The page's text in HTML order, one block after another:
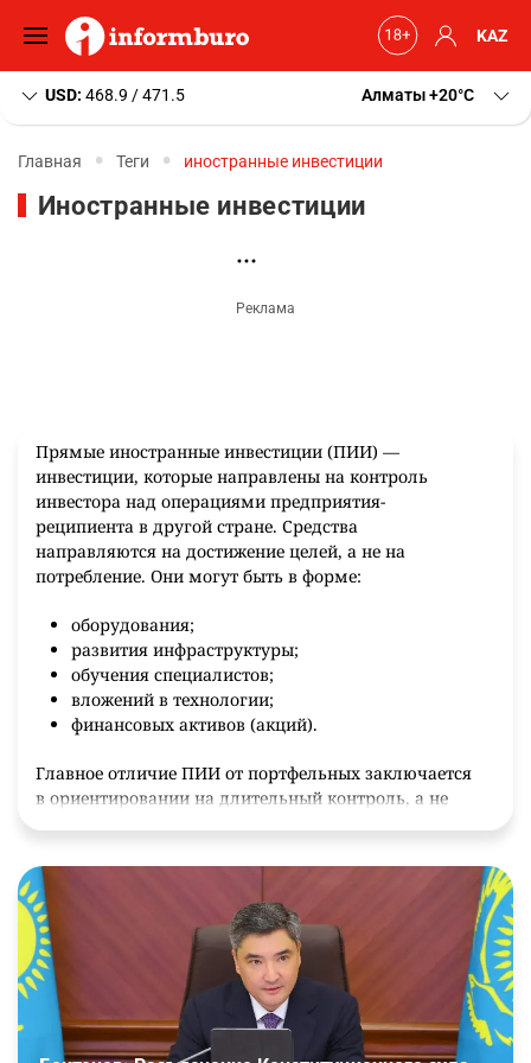
KAZ
USD: 468.9 / 471.5 Алматы+20 C
Главная Теги иностранные инвестиции
Иностранные инвестиции
Прямые иностранные инвестиции (ПИИ) —
инвестиции, которые направлены на контроль
инвестора над операциями предприятия-
реципиента в другой стране. Средства
направляются на достижение целей, а не на
потребление. Они могут быть в форме:
оборудования;
развития инфраструктуры;
обучения специалистов;
вложений в технологии;
финансовых активов (акций).
Главное отличие ПИИ от портфельных заключается
в ориентировании на длительный контроль, а не
Выгоды для Казахстана от ПИИ
Непосредственное влияние представлено в виде:
внедрения новых технологий;
импорта современного оборудования;
производства качественно новой продукции;